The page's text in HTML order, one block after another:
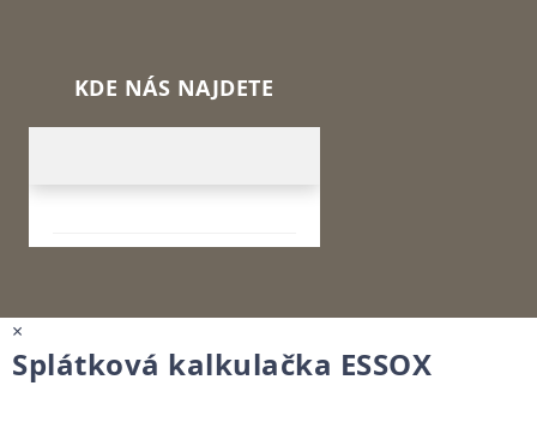
KDE NÁS NAJDETE
×
Splátková kalkulačka ESSOX